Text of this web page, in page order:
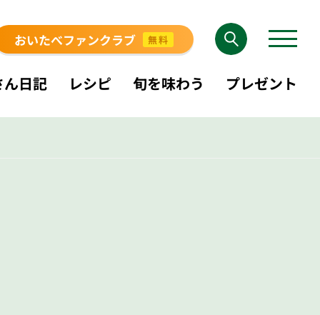
おいたべファンクラブ 無料
ん日記 レシピ 旬を味わう プレゼント